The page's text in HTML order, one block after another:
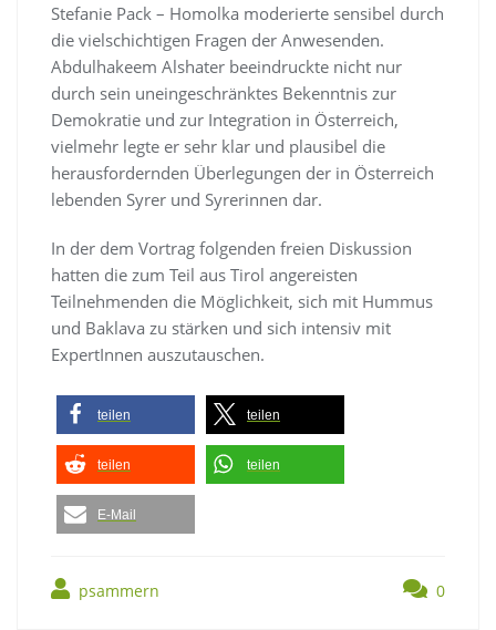
Stefanie Pack – Homolka moderierte sensibel durch
die vielschichtigen Fragen der Anwesenden.
Abdulhakeem Alshater beeindruckte nicht nur
durch sein uneingeschränktes Bekenntnis zur
Demokratie und zur Integration in Österreich,
vielmehr legte er sehr klar und plausibel die
herausfordernden Überlegungen der in Österreich
lebenden Syrer und Syrerinnen dar.
In der dem Vortrag folgenden freien Diskussion
hatten die zum Teil aus Tirol angereisten
Teilnehmenden die Möglichkeit, sich mit Hummus
und Baklava zu stärken und sich intensiv mit
ExpertInnen auszutauschen.
teilen teilen
teilen teilen
E-Mail
psammern 0